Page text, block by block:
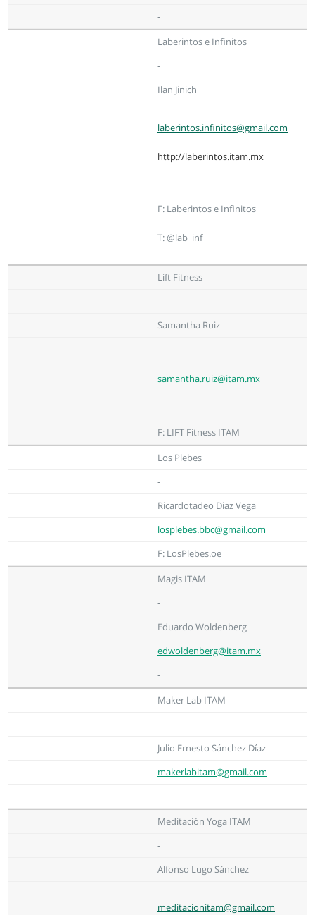
-
Laberintos e Infinitos
-
Ilan Jinich
laberintos.infinitos@gmail.com
http://laberintos.itam.mx
F: Laberintos e Infinitos
T: @lab_inf
Lift Fitness
Samantha Ruiz
samantha.ruiz@itam.mx
F: LIFT Fitness ITAM
Los Plebes
-
Ricardotadeo Diaz Vega
losplebes.bbc@gmail.com
F: LosPlebes.oe
Magis ITAM
-
Eduardo Woldenberg
edwoldenberg@itam.mx
-
Maker Lab ITAM
-
Julio Ernesto Sánchez Díaz
makerlabitam@gmail.com
-
Meditación Yoga ITAM
-
Alfonso Lugo Sánchez
meditacionitam@gmail.com